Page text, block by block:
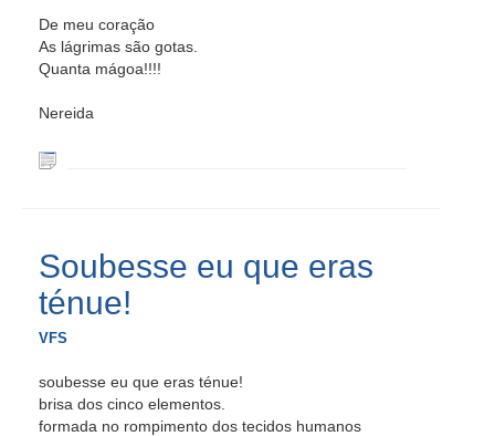
De meu coração
As lágrimas são gotas.
Quanta mágoa!!!!
Nereida
Soubesse eu que eras
ténue!
VFS
soubesse eu que eras ténue!
brisa dos cinco elementos.
formada no rompimento dos tecidos humanos